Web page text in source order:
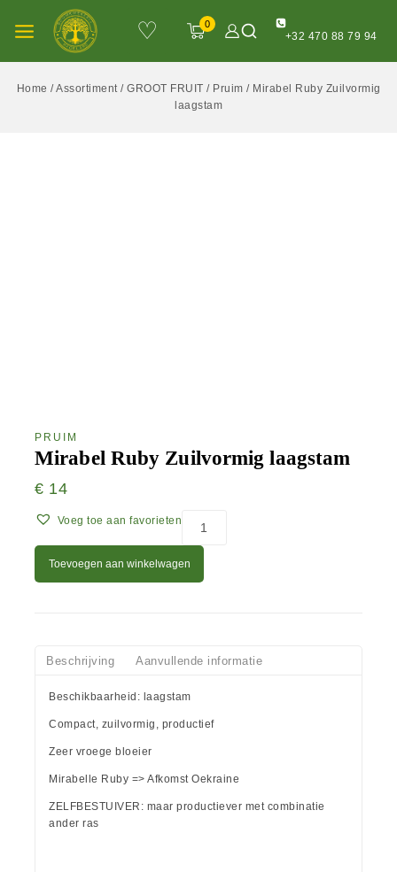
♡ 0
+32 470 88 79 94
Home /Assortiment / GROOT FRUIT / Pruim / Mirabel Ruby Zuilvormig
laagstam
PRUIM
Mirabel Ruby Zuilvormig laagstam
€ 14
Voeg toe aan favorieten
Toevoegen aan winkelwagen
Beschrijving Aanvullende informatie
Beschikbaarheid: laagstam
Compact, zuilvormig, productief
Zeer vroege bloeier
Mirabelle Ruby => Afkomst Oekraine
ZELFBESTUIVER: maar productiever met combinatie
ander ras